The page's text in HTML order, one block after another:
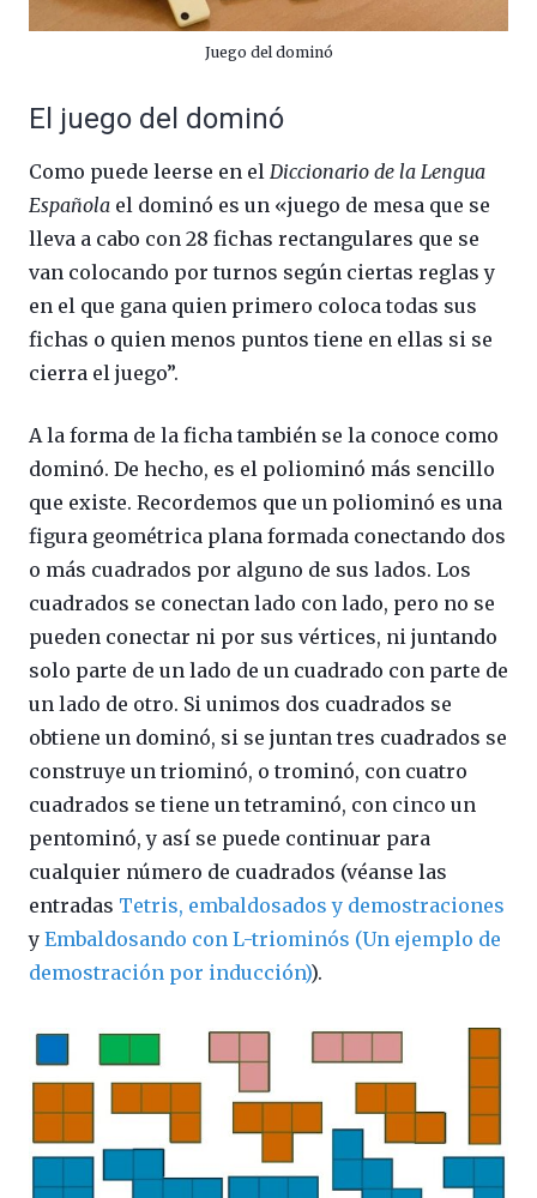
Juego del dominó
El juego del dominó
Como puede leerse en el Diccionario de la Lengua
Española el dominó es un «juego de mesa que se
lleva a cabo con 28 fichas rectangulares que se
van colocando por turnos según ciertas reglas y
en el que gana quien primero coloca todas sus
fichas o quien menos puntos tiene en ellas si se
cierra el juego”.
A la forma de la ficha también se la conoce como
dominó. De hecho, es el poliominó más sencillo
que existe. Recordemos que un poliominó es una
figura geométrica plana formada conectando dos
o más cuadrados por alguno de sus lados. Los
cuadrados se conectan lado con lado, pero no se
pueden conectar ni por sus vértices, ni juntando
solo parte de un lado de un cuadrado con parte de
un lado de otro. Si unimos dos cuadrados se
obtiene un dominó, si se juntan tres cuadrados se
construye un triominó, o trominó, con cuatro
cuadrados se tiene un tetraminó, con cinco un
pentominó, y así se puede continuar para
cualquier número de cuadrados (véanse las
entradas Tetris, embaldosados y demostraciones
y Embaldosando con L-triominós (Un ejemplo de
demostración por inducción)).